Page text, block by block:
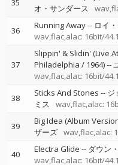
35
オ・サンダース
36 Running Away-- ロイ
wav,flac,alac: 16bit/
37
Slippin' & Slidin' (Live
Philadelphia / 1964)--
wav,flac,alac: 16bit/
38 Sticks And Stones -- ジ
ミス
wav,flac,alac:
39 Big Idea (Album
ザーズ wav,flac,alac:
40 Electra Glide -- ダウン
wav,flac,alac: 16bit/